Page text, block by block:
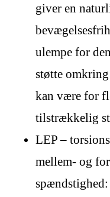
giver en
ulempe for
støtte
kan være for
tilstrækkelig
LEP –
mellem- og